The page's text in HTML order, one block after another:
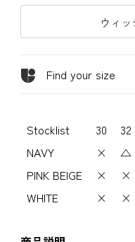
ウィ
Find your size
Stocklist 30 32
NAVY
× △
PINK BEIGE
× ×
WHITE
× ×